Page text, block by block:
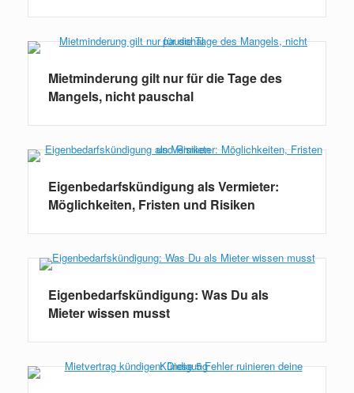
Mietminderung gilt nur für die Tage des
Mangels, nicht pauschal
Eigenbedarfskündigung als Vermieter:
Möglichkeiten, Fristen und Risiken
Eigenbedarfskündigung: Was Du als
Mieter wissen musst